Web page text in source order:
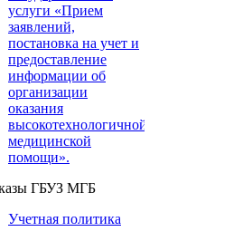
услуги «Прием
заявлений,
постановка на учет и
предоставление
информации об
организации
оказания
высокотехнологичной
медицинской
помощи».
ГБУЗ МГБ
Учетная политика